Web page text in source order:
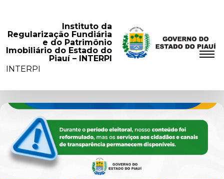
Instituto da
Regularização Fundiária
e do Patrimônio
Imobiliário do Estado do
Piauí – INTERPI
INTERPI